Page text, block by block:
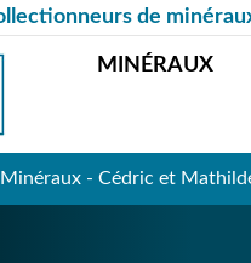
de
MINÉRAUX
- Cédric et